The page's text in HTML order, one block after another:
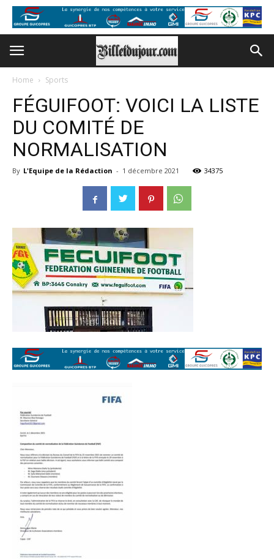
Home Sports
FÉGUIFOOT: VOICI LA LISTE
DU COMITÉ DE
NORMALISATION
By L'Equipe de la Rédaction - 1 décembre 2021 34375